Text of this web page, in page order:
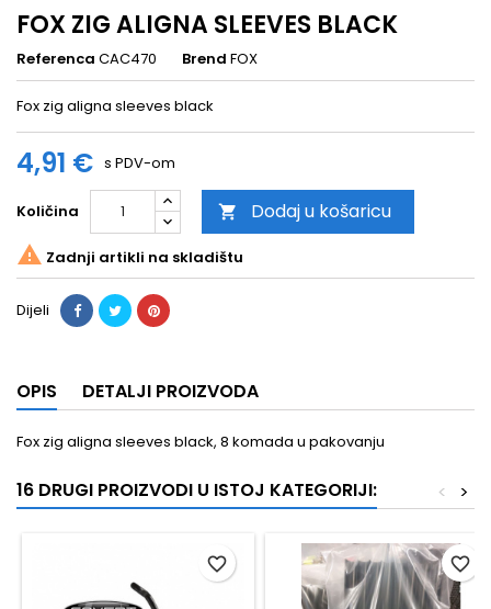
FOX ZIG ALIGNA SLEEVES BLACK
Referenca CAC470 Brend FOX
Fox zig aligna sleeves black
4,91 € s PDV-om
Količina  Dodaj u košaricu
 Zadnji artikli na skladištu
Dijeli
OPIS DETALJI PROIZVODA
Fox zig aligna sleeves black, 8 komada u pakovanju
16 DRUGI PROIZVODI U ISTOJ KATEGORIJI: >
<
favorite_border favorite_border